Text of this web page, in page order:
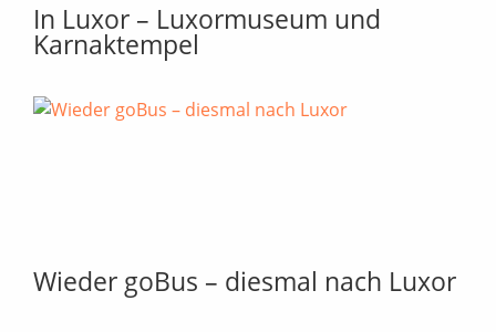
In Luxor – Luxormuseum und
Karnaktempel
Wieder goBus – diesmal nach Luxor